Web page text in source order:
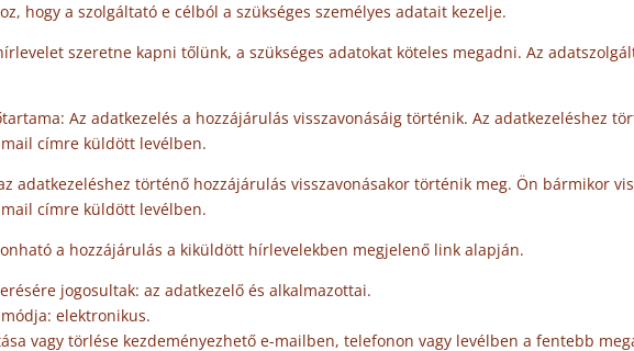
hogy a szolgáltató e célból a szükséges személyes adatait kezelje.
szeretne kapni tőlünk, a szükséges adatokat köteles megadni. Az
Az adatkezelés a hozzájárulás visszavonásáig történik. Az adatkezeléshez
címre küldött levélben.
adatkezeléshez történő hozzájárulás visszavonásakor történik meg. Ön bármikor
címre küldött levélben.
a hozzájárulás a kiküldött hírlevelekben megjelenő link alapján.
jogosultak: az adatkezelő és alkalmazottai.
elektronikus.
vagy törlése kezdeményezhető e-mailben, telefonon vagy levélben a fentebb